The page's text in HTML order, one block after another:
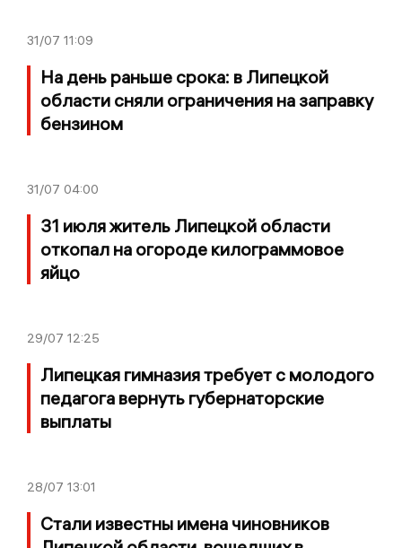
31/07 11:09
На день раньше срока: в Липецкой
области сняли ограничения на заправку
бензином
31/07 04:00
31 июля житель Липецкой области
откопал на огороде килограммовое
яйцо
29/07 12:25
Липецкая гимназия требует с молодого
педагога вернуть губернаторские
выплаты
28/07 13:01
Стали известны имена чиновников